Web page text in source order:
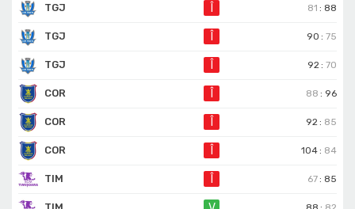
TGJ 81 : 88
TGJ 90 :75
TGJ 92 :70
COR 88 : 96
COR 92 : 85
COR 104 : 84
TIM 67 : 85